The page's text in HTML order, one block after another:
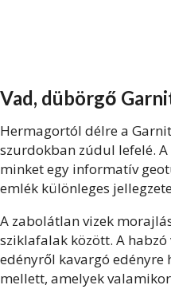
Vad, dübörgő
Hermagortól délre a
szurdokban zúdul lefelé.
minket egy informatív
emlék különleges
A zabolátlan vizek
sziklafalak között. A
edényről kavargó
mellett, amelyek